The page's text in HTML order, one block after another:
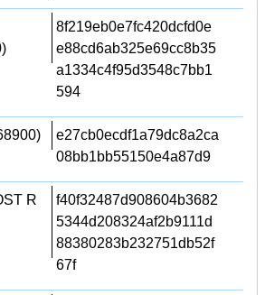
8f219eb0e7fc420dcfd0e
e88cd6ab325e69cc8b35
a1334c4f95d3548c7bb1
594
e27cb0ecdf1a79dc8a2ca
08bb1bb55150e4a87d9
R
f40f32487d908604b3682
5344d208324af2b9111d
88380283b232751db52f
67f